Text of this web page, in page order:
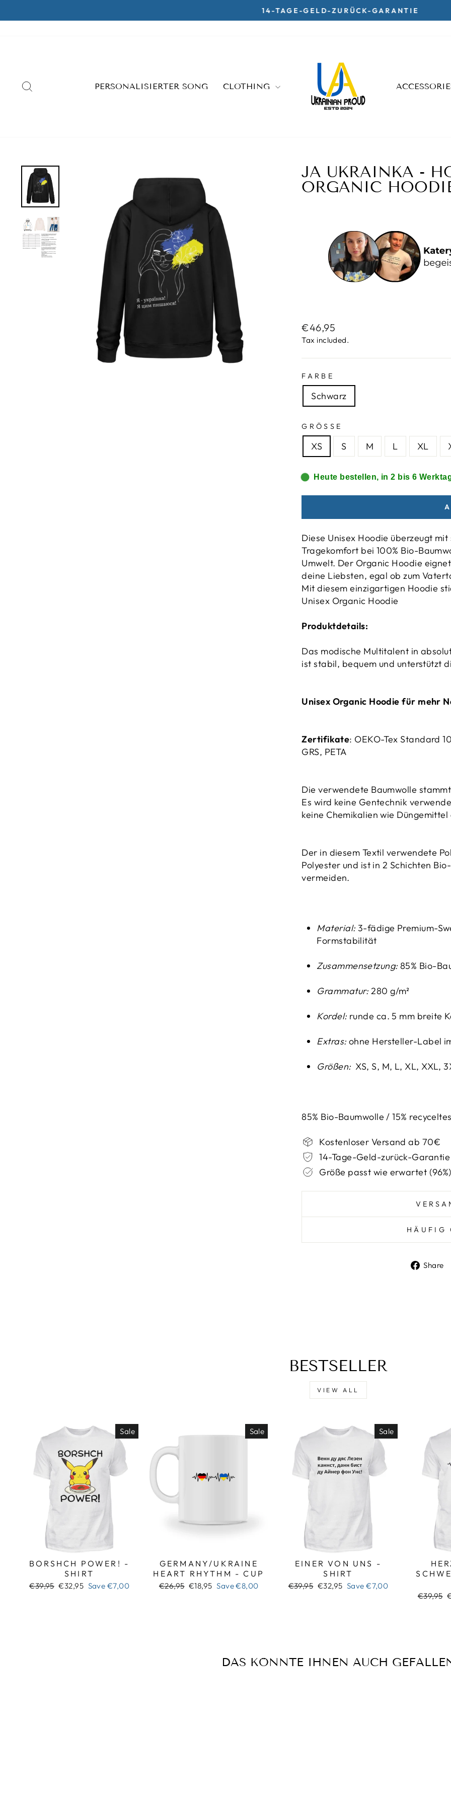
to
Pause
14-TAGE-GELD-ZURÜCK-GARANTIE
PERSONALISIERTER SONG CLOTHING
JA UKRAINKA -
ORGANIC
Regular
price
€46,95
Tax included.
FARBE
Schwarz
GRÖSSE
XS S M L XL
Heute bestellen, in 2 bis 6
Diese Unisex Hoodie überzeugt
Tragekomfort bei 100% Bio-
Umwelt. Der Organic Hoodie
deine Liebsten, egal ob zum
Mit diesem einzigartigen Hoodie
Unisex Organic Hoodie
Produktdetails:
Das modische Multitalent in
ist stabil, bequem und unterstützt
Unisex Organic Hoodie für mehr
Zertifikate: OEKO-Tex Standard
GRS, PETA
Die verwendete Baumwolle
Es wird keine Gentechnik
keine Chemikalien wie
Der in diesem Textil verwendete
Polyester und ist in 2 Schichten
vermeiden.
Material: 3-fädige Premium-
Formstabilität
Zusammensetzung: 85% Bio-
Grammatur: 280 g/m²
Kordel: runde ca. 5 mm breite
Extras: ohne Hersteller-Label
Größen: XS, S, M, L, XL, XXL,
85% Bio-Baumwolle / 15%
Kostenloser Versand ab 70€
14-Tage-Geld-zurück-Garantie
Größe passt wie erwartet (96%)
HÄUFIG
Share
BESTSELLER
VIEW ALL
Sale
BORSHCH POWER! -
SHIRT
Regular
€39,95 Sale
€32,95 Save €7,00
Sale
GERMANY/UKRAINE
HEART RHYTHM - CUP
Regular
€26,95 Sale
€18,95 Save€8,00
Sale
EINER VON UNS -
SHIRT
Regular
€39,95 Sale
€32,95 Save€7,00
Regular
€39,95
DAS KÖNNTE IHNEN AUCH